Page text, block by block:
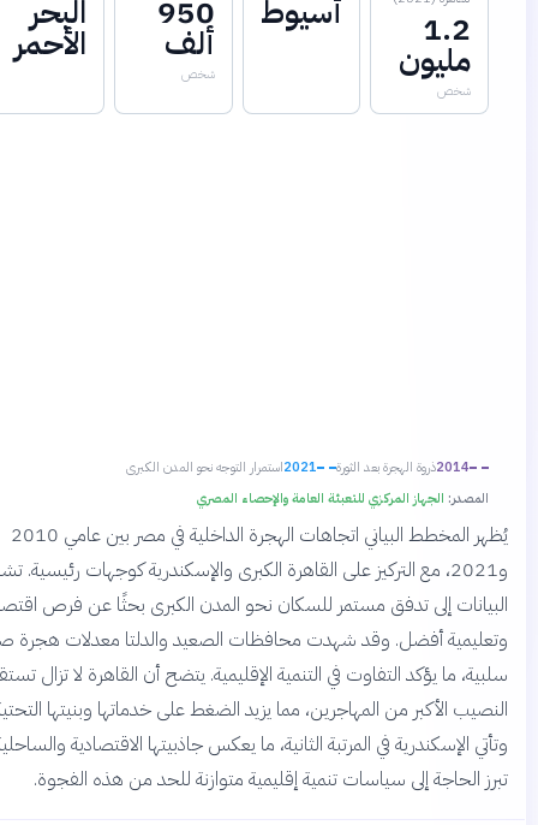
مليون
أسيوط 950 البحر
الأحمر
2014ذروة الهجرة بعد الثورة 2021استمرار التوجه نحو المدن الكبرى
الجهاز المركزي للتعبئة العامة والإحصاء المصري
يُظهر المخطط البياني اتجاهات الهجرة الداخلية في مصر بين عامي 2010
و2021، مع التركيز على القاهرة الكبرى والإسكندرية كوجهات رئيسية. تشير
إلى تدفق مستمر للسكان نحو المدن الكبرى بحثًا عن فرص اقتصادية
أفضل. وقد شهدت محافظات الصعيد والدلتا معدلات هجرة صافية
ما يؤكد التفاوت في التنمية الإقليمية. يتضح أن القاهرة لا تزال تستقطب
الأكبر من المهاجرين، مما يزيد الضغط على خدماتها وبنيتها التحتية.
الإسكندرية في المرتبة الثانية، ما يعكس جاذبيتها الاقتصادية والساحلية.
الحاجة إلى سياسات تنمية إقليمية متوازنة للحد من هذه الفجوة.